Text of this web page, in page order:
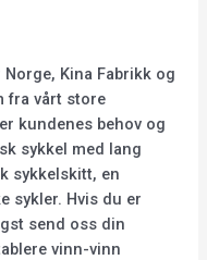
Kina Fabrikk og
fra vårt store
kundenes behov og
sykkel med lang
sykkelskitt, en
sykler. Hvis du er
send oss din
vinn-vinn